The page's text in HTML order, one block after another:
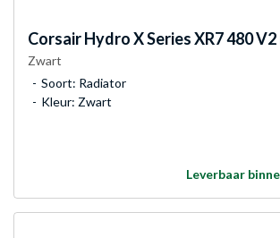
CorsairHydro X Series XR7 480
Zwart
Soort: Radiator
Kleur: Zwart
Leverbaar